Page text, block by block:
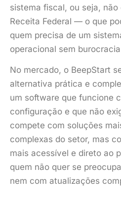
sistema fiscal, ou seja,
Receita Federal — o que
quem precisa de um
operacional sem
No mercado, o BeepStart
alternativa prática e
um software que funcione
configuração e que não
compete com soluções
complexas do setor, mas
mais acessível e direto ao
quem não quer se
nem com atualizações